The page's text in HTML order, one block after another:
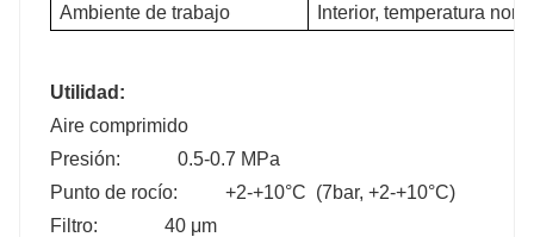
Ambiente de trabajo
Interior, temperatura
Utilidad:
Aire comprimido
Presión: 0.5-0.7 MPa
Punto de rocío: +2-+10°C (7bar, +2-+10°C)
Filtro: 40 μm